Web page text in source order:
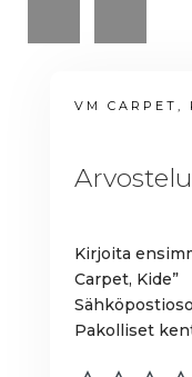
VM CARPET,
Kirjoita
Carpet, Kide”
Pakolliset